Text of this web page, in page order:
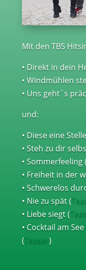
Mit den TB5
• Direkt in dein
• Windmühlen
• Uns geht´s
und:
• Diese eine
• Steh zu dir
• Sommerfeeling (
• Freiheit in der
• Schwerelos
• Nie zu spät (
• Liebe siegt (
• Cocktail am
(Teaser)